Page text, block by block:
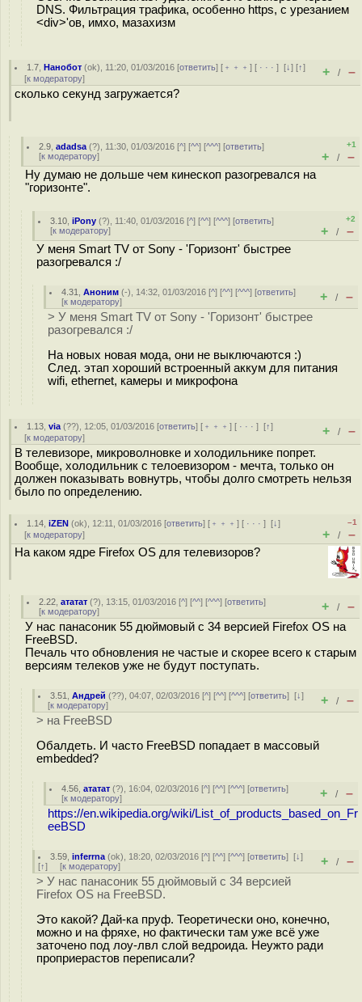
DNS. Фильтрация трафика, особенно https, с урезанием
<div>'ов, имхо, мазахизм
1.7 ,Нанобот (ok), 11:20, 01/03/2016 [ответить] [ ﹢﹢﹢] [ · · ·][↓] [↑]
[к модератору] + / –
сколько секунд загружается?
2.9 ,adadsa (?), 11:30, 01/03/2016 [^] [^^] [^^^] [ответить]
[к модератору]
+1
+ / –
Ну думаю не дольше чем кинескоп разогревался на
"горизонте".
3.10 ,iPony (?), 11:40, 01/03/2016 [^] [^^] [^^^] [ответить]
[к модератору]
+2
+ / –
У меня Smart TV от Sony - 'Горизонт' быстрее
разогревался :/
4.31 ,Аноним (-), 14:32, 01/03/2016 [^] [^^] [^^^] [ответить]
[к модератору] + / –
> У меня Smart TV от Sony - 'Горизонт' быстрее
разогревался :/
На новых новая мода, они не выключаются :)
След. этап хороший встроенный аккум для питания
wifi, ethernet, камеры и микрофона
1.13 ,via (??), 12:05, 01/03/2016 [ответить] [ ﹢﹢﹢] [ · · ·][↑]
[к модератору] + / –
В телевизоре, микроволновке и холодильнике попрет.
Вообще, холодильник с телоевизором - мечта, только он
должен показывать вовнутрь, чтобы долго смотреть нельзя
было по определению.
1.14 ,iZEN (ok), 12:11, 01/03/2016 [ответить] [ ﹢﹢﹢] [ · · ·][↓]
[к модератору]
–1
+ / –
На каком ядре Firefox OS для телевизоров?
2.22 ,ататат (?), 13:15, 01/03/2016 [^] [^^] [^^^] [ответить]
[к модератору] + / –
У нас панасоник 55 дюймовый с 34 версией Firefox OS на
FreeBSD.
Печаль что обновления не частые и скорее всего к старым
версиям телеков уже не будут поступать.
3.51 ,Андрей (??), 04:07, 02/03/2016 [^] [^^] [^^^] [ответить][↓]
[к модератору] + / –
> на FreeBSD
Обалдеть. И часто FreeBSD попадает в массовый
embedded?
4.56 ,ататат (?), 16:04, 02/03/2016 [^] [^^] [^^^] [ответить]
[к модератору] + / –
https://en.wikipedia.org/wiki/List_of_products_based_on_Fr
eeBSD
3.59 ,inferrna (ok), 18:20, 02/03/2016 [^] [^^] [^^^] [ответить][↓]
[↑] [к модератору] + / –
> У нас панасоник 55 дюймовый с 34 версией
Firefox OS на FreeBSD.
Это какой? Дай-ка пруф. Теоретически оно, конечно,
можно и на фряхе, но фактически там уже всё уже
заточено под лоу-лвл слой ведроида. Неужто ради
проприерастов переписали?